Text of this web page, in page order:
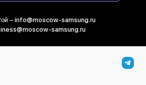
– info@moscow-samsung.ru
samsung.ru